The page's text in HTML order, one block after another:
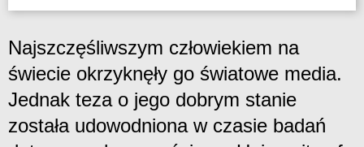
Najszczęśliwszym człowiekiem na
świecie okrzyknęły go światowe media.
Jednak teza o jego dobrym stanie
została udowodniona w czasie badań